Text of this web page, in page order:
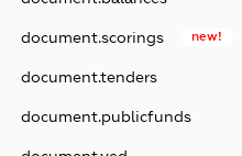
document.scorings new!
document.tenders
document.publicfunds